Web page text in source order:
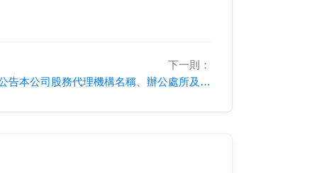
下一則：
公告本公司股務代理機構名稱、辦公處所及聯絡電話